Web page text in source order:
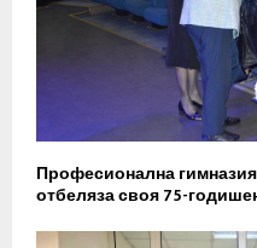
Професионална
отбеляза своя 75-